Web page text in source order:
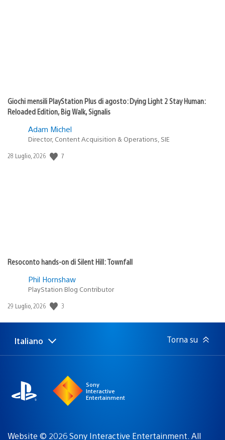
Giochi mensili PlayStation Plus di agosto: Dying Light 2 Stay Human:
Reloaded Edition, Big Walk, Signalis
Adam Michel
Director, Content Acquisition & Operations, SIE
Data
28 Luglio, 2026 7
Resoconto hands-on di Silent Hill: Townfall
Phil Hornshaw
PlayStation Blog Contributor
Data
pubblicazione:
29 Luglio, 2026 3
Seleziona
una
Regione
attuale:
Italiano Torna su
Sony
Interactive
Entertainment
Website © 2026 Sony Interactive Entertainment. All